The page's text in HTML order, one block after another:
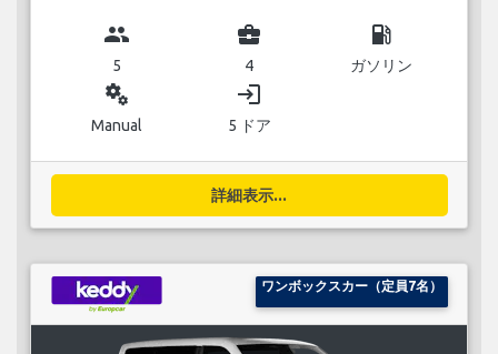
group
5
business_center
4
local_gas_station
ガソリン
miscellaneous_services
Manual
login
5 ドア
詳細表示...
ワンボックスカー（定員7名）